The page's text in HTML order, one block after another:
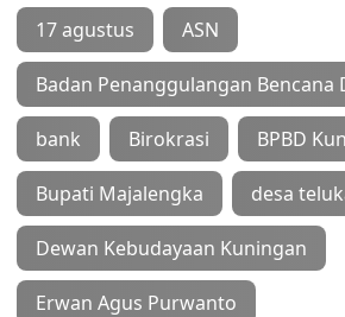
17 agustus ASN
Badan Penanggulangan Bencana
bank Birokrasi BPBD
Bupati Majalengka desa
Dewan Kebudayaan Kuningan
Erwan Agus Purwanto